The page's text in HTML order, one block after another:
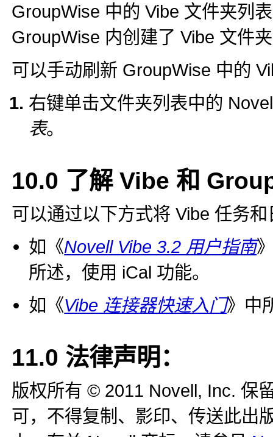
GroupWise 中的 Vibe 文件夹列
GroupWise 内创建了 Vibe 文件
可以手动刷新 GroupWise 中的
右键单击文件夹列表中的
表。
10.0 了解 Vibe 和
可以通过以下方式将 Vibe 任务
如《Novell Vibe 3.2 用户指南
所述，使用 iCal 功能。
如《Vibe 连接器快速入门》中
11.0 法律声明：
版权所有 © 2011 Novell, Inc. 保
可，不得复制、影印、传送此出